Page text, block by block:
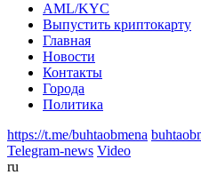
AML/KYC
Выпустить криптокарту
Главная
Новости
Контакты
Города
Политика
https://t.me/buhtaobmena
Telegram-news Video
ru